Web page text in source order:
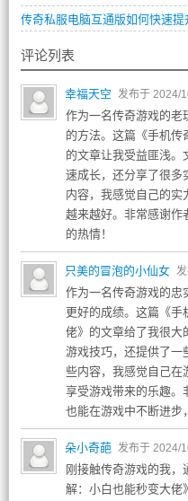
传奇私服电脑互通版如何快速提
评论列表
幸福天空 发布于 2024/
作为一名传奇游戏的老
的方法。这篇《手机传
的文章让我受益匪浅。
速成长，还分享了很多
内容，我感觉自己的实
越来越好。非常感谢作
的热情！
只美的冒泡的小仙女
作为一名传奇游戏的忠
更好的成绩。这篇《手
佬》的文章给了我很大
游戏技巧，还提供了一
些内容，我感觉自己在
享受游戏带来的乐趣。
也能在游戏中不断进步
朵小奇葩 发布于 2024/
刚接触传奇游戏的我
解：小白也能秒变大佬